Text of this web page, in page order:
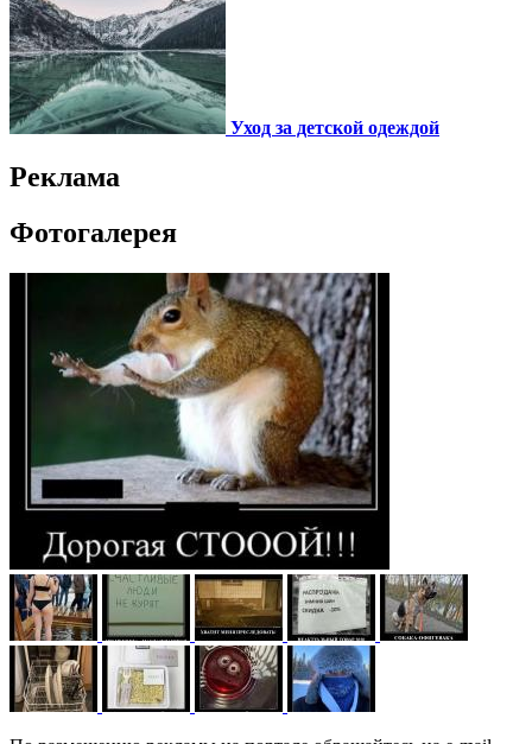
Уход за детской одеждой
Реклама
Фотогалерея